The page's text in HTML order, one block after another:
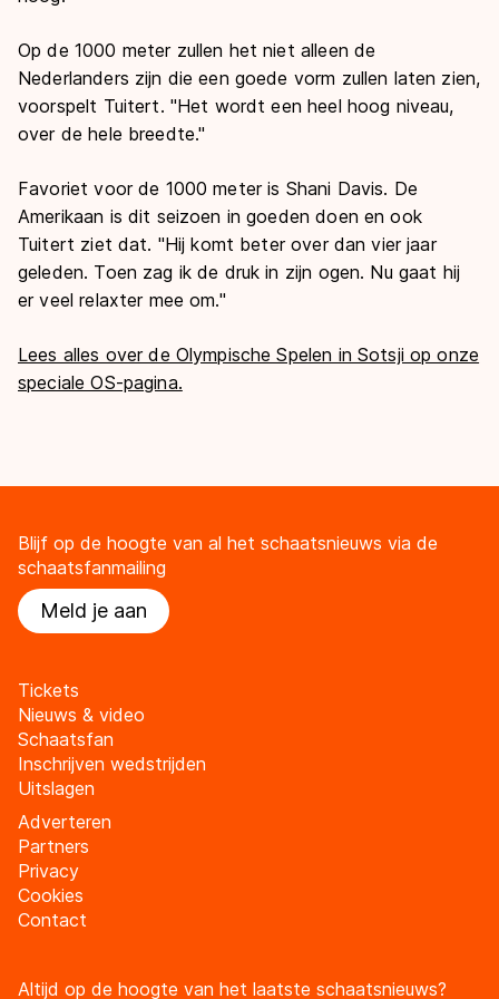
Op de 1000 meter zullen het niet alleen de
Nederlanders zijn die een goede vorm zullen laten zien,
voorspelt Tuitert. "Het wordt een heel hoog niveau,
over de hele breedte."
Favoriet voor de 1000 meter is Shani Davis. De
Amerikaan is dit seizoen in goeden doen en ook
Tuitert ziet dat. "Hij komt beter over dan vier jaar
geleden. Toen zag ik de druk in zijn ogen. Nu gaat hij
er veel relaxter mee om."
Lees alles over de Olympische Spelen in Sotsji op onze
speciale OS-pagina.
Blijf op de hoogte van al het schaatsnieuws via de
schaatsfanmailing
Meld je aan
Tickets
Nieuws & video
Schaatsfan
Inschrijven wedstrijden
Uitslagen
Adverteren
Partners
Privacy
Cookies
Contact
Altijd op de hoogte van het laatste schaatsnieuws?